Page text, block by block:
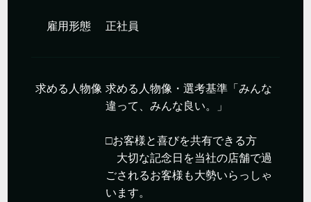
雇用形態 正社員
求める人物像 求める人物像・選考基準「みんな
違って、みんな良い。」
□お客様と喜びを共有できる方
大切な記念日を当社の店舗で過
ごされるお客様も大勢いらっしゃ
います。